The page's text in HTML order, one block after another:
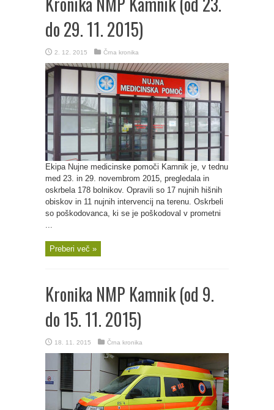
do 29. 11. 2015)
2. 12. 2015 Črna kronika
Ekipa Nujne medicinske pomoči Kamnik je, v tednu
med 23. in 29. novembrom 2015, pregledala in
oskrbela 178 bolnikov. Opravili so 17 nujnih hišnih
obiskov in 11 nujnih intervencij na terenu. Oskrbeli
so poškodovanca, ki se je poškodoval v prometni
...
Preberi več »
Kronika NMP Kamnik (od 9.
do 15. 11. 2015)
18. 11. 2015 Črna kronika